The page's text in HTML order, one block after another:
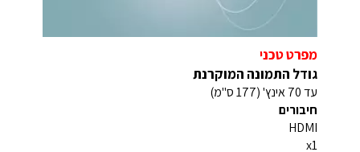
מפרט טכני
גודל התמונה המוקרנת
עד 70 אינץ' (177 ס"מ)
חיבורים
HDMI
x1